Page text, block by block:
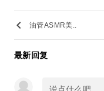
keyboard_arrow_left 油管ASMR美..
最新回复